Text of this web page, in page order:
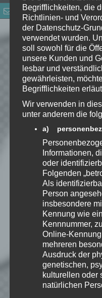
Website
*Ich habe
Kenntnis
zu, dass
gespeichert
Mail.
Beiträge via
Ich bin
Gamer und schaue
eigentlich alles
Jedes Spiel hat
Begrifflichkeiten, die
Richtlinien- und
der Datenschutz-
verwendet wurden.
soll sowohl für die
unsere Kunden und
lesbar und
gewährleisten,
Begrifflichkeiten
Wir verwenden in
unter anderem die
a)
Informationen,
oder
Folgenden
Als
Person
insbesondere
Kennung wie
Kennnummer,
Online-
mehreren
Ausdruck der
genetischen,
kulturellen oder
natürlichen